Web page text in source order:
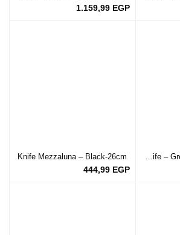
1.159,99 EGP
Knife Mezzaluna – Black-26cm
444,99 EGP